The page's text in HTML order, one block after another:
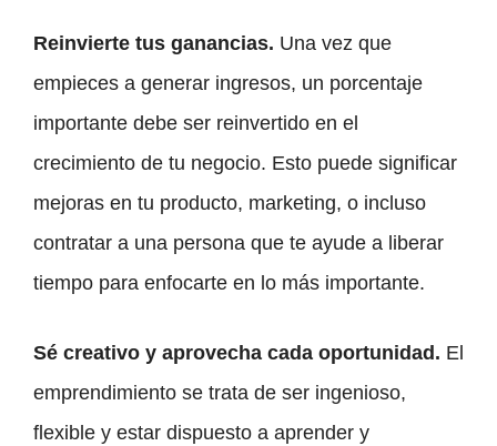
Reinvierte tus ganancias. Una vez que
empieces a generar ingresos, un porcentaje
importante debe ser reinvertido en el
crecimiento de tu negocio. Esto puede significar
mejoras en tu producto, marketing, o incluso
contratar a una persona que te ayude a liberar
tiempo para enfocarte en lo más importante.
Sé creativo y aprovecha cada oportunidad. El
emprendimiento se trata de ser ingenioso,
flexible y estar dispuesto a aprender y